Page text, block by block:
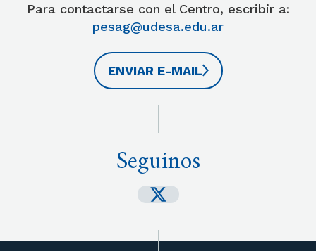
Para contactarse con el Centro, escribir a:
pesag@udesa.edu.ar
ENVIAR E-MAIL
Seguinos